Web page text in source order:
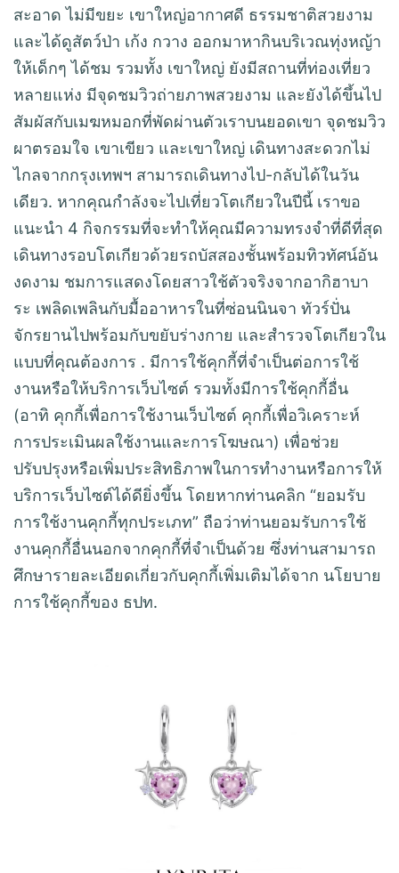
สะอาด ไม่มีขยะ เขาใหญ่อากาศดี ธรรมชาติสวยงาม
และได้ดูสัตว์ป่า เก้ง กวาง ออกมาหากินบริเวณทุ่งหญ้า
ให้เด็กๆ ได้ชม รวมทั้ง เขาใหญ่ ยังมีสถานที่ท่องเที่ยว
หลายแห่ง มีจุดชมวิวถ่ายภาพสวยงาม และยังได้ขึ้นไป
สัมผัสกับเมฆหมอกที่พัดผ่านตัวเราบนยอดเขา จุดชมวิว
ผาตรอมใจ เขาเขียว และเขาใหญ่ เดินทางสะดวกไม่
ไกลจากกรุงเทพฯ สามารถเดินทางไป-กลับได้ในวัน
เดียว. หากคุณกำลังจะไปเที่ยวโตเกียวในปีนี้ เราขอ
แนะนำ 4 กิจกรรมที่จะทำให้คุณมีความทรงจำที่ดีที่สุด
เดินทางรอบโตเกียวด้วยรถบัสสองชั้นพร้อมทิวทัศน์อัน
งดงาม ชมการแสดงโดยสาวใช้ตัวจริงจากอากิฮาบา
ระ เพลิดเพลินกับมื้ออาหารในที่ซ่อนนินจา ทัวร์ปั่น
จักรยานไปพร้อมกับขยับร่างกาย และสำรวจโตเกียวใน
แบบที่คุณต้องการ . มีการใช้คุกกี้ที่จำเป็นต่อการใช้
งานหรือให้บริการเว็บไซต์ รวมทั้งมีการใช้คุกกี้อื่น
(อาทิ คุกกี้เพื่อการใช้งานเว็บไซต์ คุกกี้เพื่อวิเคราะห์
การประเมินผลใช้งานและการโฆษณา) เพื่อช่วย
ปรับปรุงหรือเพิ่มประสิทธิภาพในการทำงานหรือการให้
บริการเว็บไซต์ได้ดียิ่งขึ้น โดยหากท่านคลิก “ยอมรับ
การใช้งานคุกกี้ทุกประเภท” ถือว่าท่านยอมรับการใช้
งานคุกกี้อื่นนอกจากคุกกี้ที่จำเป็นด้วย ซึ่งท่านสามารถ
ศึกษารายละเอียดเกี่ยวกับคุกกี้เพิ่มเติมได้จาก นโยบาย
การใช้คุกกี้ของ ธปท.